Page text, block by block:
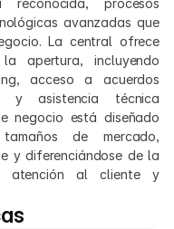
procesos
avanzadas que
La central ofrece
apertura, incluyendo
acceso a acuerdos
y asistencia técnica
negocio está diseñado
de mercado,
y diferenciándose de la
atención al cliente y